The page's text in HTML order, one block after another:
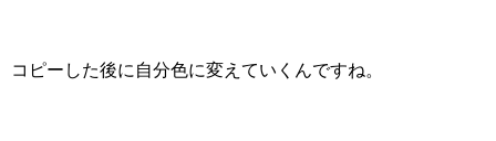
コピーした後に自分色に変えていくんですね。